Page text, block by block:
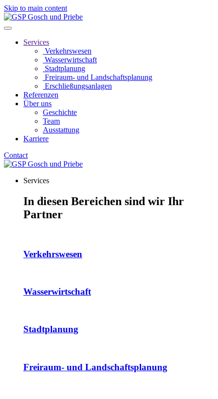
Skip to main content
Services
Verkehrswesen
Wasserwirtschaft
Stadtplanung
Freiraum- und Landschaftsplanung
Erschließungsanlagen
Referenzen
Über uns
Geschichte
Team
Ausstattung
Karriere
Contact
Services
In diesen Bereichen sind wir Ihr
Partner
Verkehrswesen
Wasserwirtschaft
Stadtplanung
Freiraum- und Landschaftsplanung